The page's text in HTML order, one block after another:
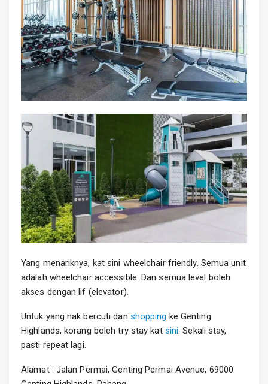
Yang menariknya, kat sini wheelchair friendly. Semua unit
adalah wheelchair accessible. Dan semua level boleh
akses dengan lif (elevator).
Untuk yang nak bercuti dan shopping ke Genting
Highlands, korang boleh try stay kat sini. Sekali stay,
pasti repeat lagi.
Alamat : Jalan Permai, Genting Permai Avenue, 69000